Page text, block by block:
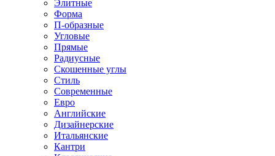
Элитные
Форма
П-образные
Угловые
Прямые
Радиусные
Скошенные углы
Стиль
Современные
Евро
Английские
Дизайнерские
Итальянские
Кантри